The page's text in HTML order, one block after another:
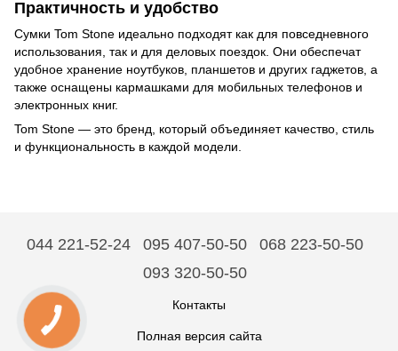
Практичность и удобство
Сумки Tom Stone идеально подходят как для повседневного
использования, так и для деловых поездок. Они обеспечат
удобное хранение ноутбуков, планшетов и других гаджетов, а
также оснащены кармашками для мобильных телефонов и
электронных книг.
Tom Stone — это бренд, который объединяет качество, стиль
и функциональность в каждой модели.
044 221-52-24 095 407-50-50
068 223-50-50
093 320-50-50
Контакты
Полная версия сайта